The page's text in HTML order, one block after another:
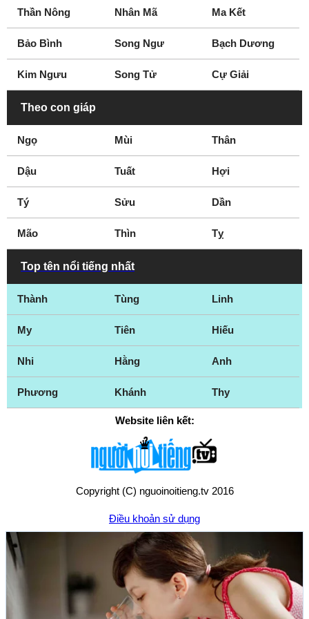
Thần Nông Nhân Mã Ma Kết
Bảo Bình Song Ngư Bạch Dương
Kim Ngưu Song Tử Cự Giải
Theo con giáp
Ngọ Mùi Thân
Dậu Tuất Hợi
Tý Sửu Dần
Mão Thìn Tỵ
Top tên nổi tiếng nhất
Thành Tùng Linh
My Tiên Hiếu
Nhi Hằng Anh
Phương Khánh Thy
Website liên kết:
Copyright (C) nguoinoitieng.tv 2016
Điều khoản sử dụng
Chính sách quyền riêng tư